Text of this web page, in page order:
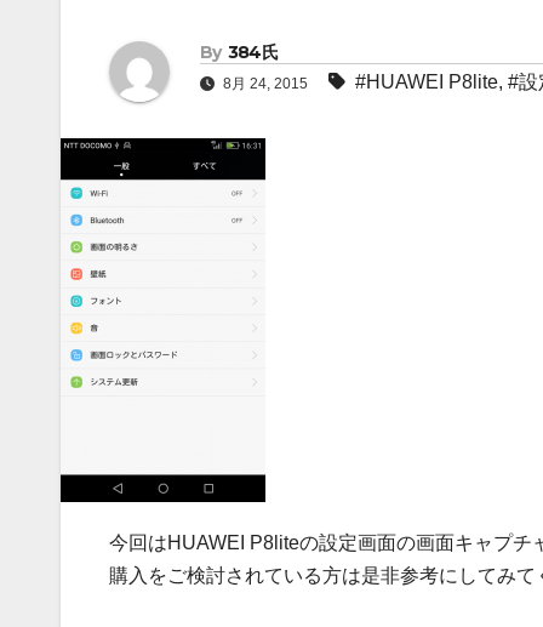
By 384氏
8月 24, 2015 #HUAWEI P8lite, #設
今回はHUAWEI P8liteの設定画面の画面キャプチ
購入をご検討されている方は是非参考にしてみて